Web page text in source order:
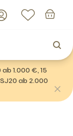
1.000 €, 15
ab 2.000